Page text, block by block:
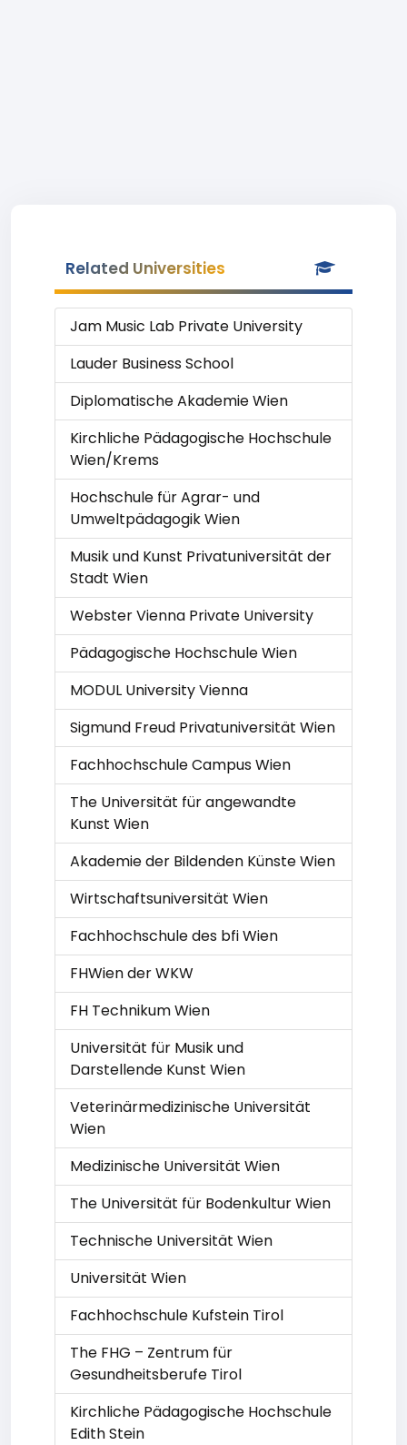
Related Universities
Jam Music Lab Private University
Lauder Business School
Diplomatische Akademie Wien
Kirchliche Pädagogische Hochschule
Wien/Krems
Hochschule für Agrar- und
Umweltpädagogik Wien
Musik und Kunst Privatuniversität der
Stadt Wien
Webster Vienna Private University
Pädagogische Hochschule Wien
MODUL University Vienna
Sigmund Freud Privatuniversität Wien
Fachhochschule Campus Wien
The Universität für angewandte
Kunst Wien
Akademie der Bildenden Künste Wien
Wirtschaftsuniversität Wien
Fachhochschule des bfi Wien
FHWien der WKW
FH Technikum Wien
Universität für Musik und
Darstellende Kunst Wien
Veterinärmedizinische Universität
Wien
Medizinische Universität Wien
The Universität für Bodenkultur Wien
Technische Universität Wien
Universität Wien
Fachhochschule Kufstein Tirol
The FHG – Zentrum für
Gesundheitsberufe Tirol
Kirchliche Pädagogische Hochschule
Edith Stein